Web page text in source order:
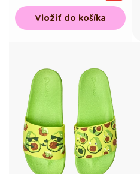
Vložiť do košíka